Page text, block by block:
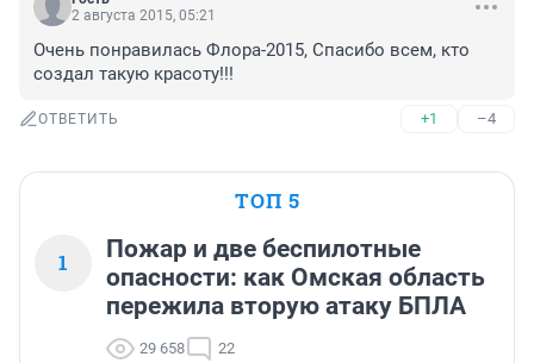
2 августа 2015, 05:21
Очень понравилась Флора-2015, Спасибо всем, кто
создал такую красоту!!!
ОТВЕТИТЬ +1 –4
ТОП 5
1
Пожар и две беспилотные
опасности: как Омская область
пережила вторую атаку БПЛА
29 658 22